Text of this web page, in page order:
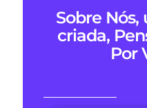
Sobre
criada,
Por